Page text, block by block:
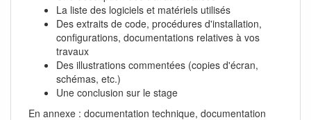
La liste des logiciels et matériels utilisés
Des extraits de code, procédures d'installation,
configurations, documentations relatives à vos
travaux
Des illustrations commentées (copies d'écran,
schémas, etc.)
Une conclusion sur le stage
En annexe : documentation technique, documentation